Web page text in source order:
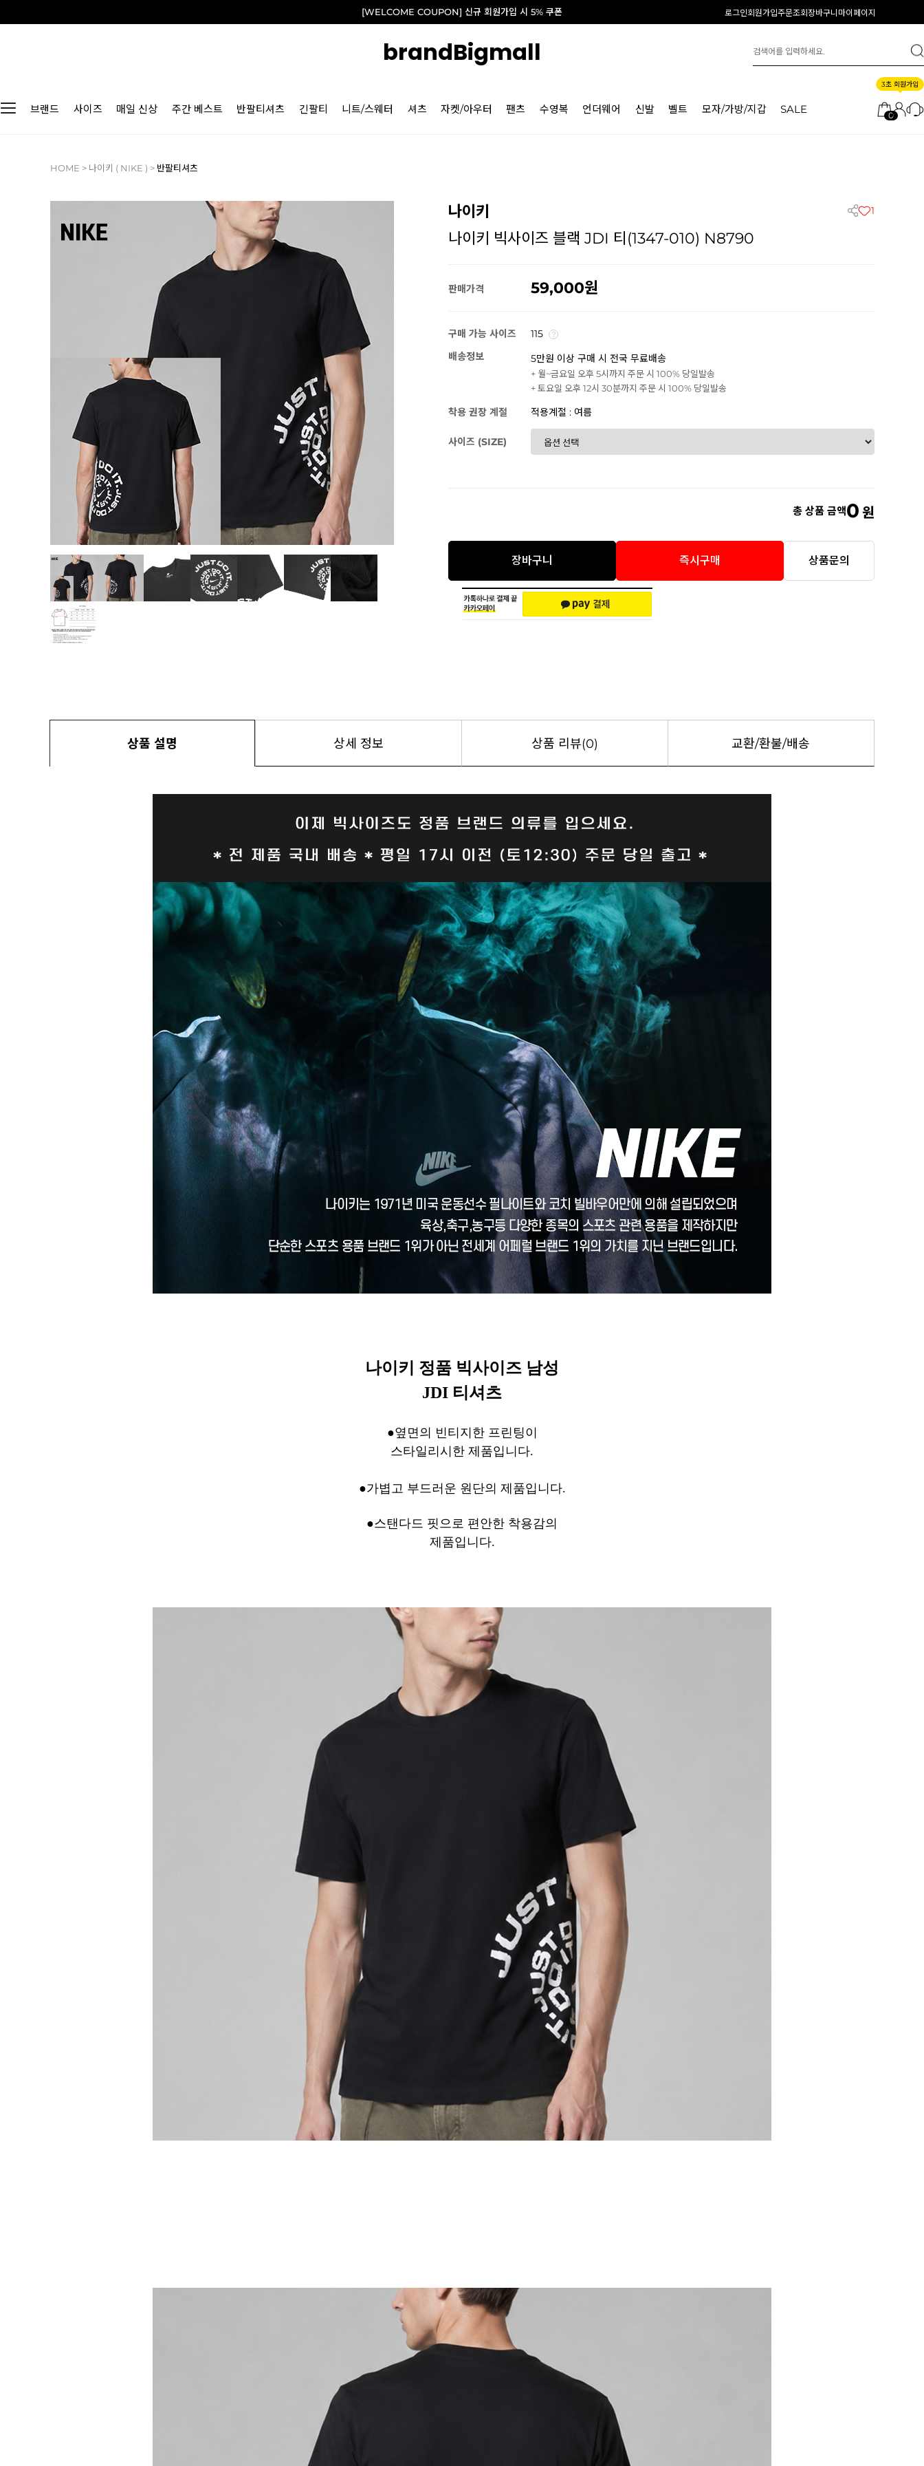
[WELCOME COUPON] 신규 회원가입 시 5% 쿠폰 로그인회원가입주문조회장바구니 마이페이지
brandBigmall
브랜드 사이즈 매일 신상 주간 베스트 반팔티셔츠 긴팔티 니트/스웨터 셔츠 자켓/아우터 팬츠 수영복 언더웨어 신발 벨트 모자/가방/지갑 SALE 0
3초 회원가입
HOME > 나이키 ( NIKE ) > 반팔티셔츠
나이키 1
나이키 빅사이즈 블랙 JDI 티(1347-010) N8790
판매가격 59,000
구매 가능 사이즈
115
배송정보
5만원 이상 구매 시 전국 무료배송
+ 월~금요일 오후 5시까지 주문 시 100% 당일발송
+ 토요일 오후 12시 30분까지 주문 시 100% 당일발송
착용 권장 계절 적용계절 : 여름
사이즈 (SIZE)
총 상품 금액0 원
장바구니 즉시구매 상품문의
상품 설명 상세 정보 상품 리뷰(0) 교환/환불/배송
나이키 정품 빅사이즈 남성
JDI 티셔츠
●옆면의 빈티지한 프린팅이
스타일리시한 제품입니다.
●가볍고 부드러운 원단의 제품입니다.
●스탠다드 핏으로 편안한 착용감의
제품입니다.